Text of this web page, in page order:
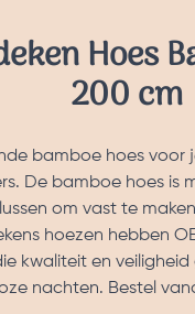
Hoes
200 cm
bamboe hoes voor
De bamboe hoes is
om vast te
hoezen hebben
kwaliteit en
nachten. Bestel